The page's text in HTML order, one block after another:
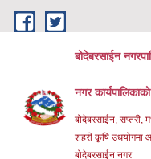
Skip to main content
बोदेबरसाईन
नगर
बोदेबरसाईन,
शहरी कृषि उधयोगमा
बोदेबरसाईन नगर